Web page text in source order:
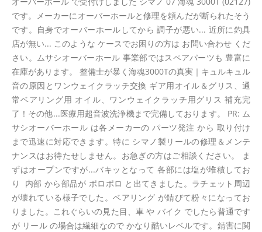
です。メーカーにオーバーホールと修理を頼んだが断られたそう
です。自身でオーバーホールしてから 調子が悪い... 近所に釣具
店が無い... このような ケースでお困りの方は お問い合わせ くだ
さい。ムサシオーバーホール 事業部ではスペアパーツも 豊富に
在庫があります。 整備士が暴く海魂3000Tの真実｜キュルキュル
音の原因とワンウェイクラッチ交換 ギア用オイル＆グリス、通
常ベアリング用 オイル、ワンウェイクラッチ用グリス 補充完
了！その他...医療用超音波洗浄機まで完備しております。 PR: ム
サシオーバーホール は各メーカーの パーツ発注 から 取り付け
まで迅速に対応できます。特に シマノ製リールの修理＆メンテ
ナンスはお待たせしません。お急ぎの方はご相談ください。 ま
ずはオープンですが...バキッとなって 各部には塩が堆積してお
り 内部 から部品が ポロポロ と出てきました。ラチェット周辺
が壊れている様子でした。ベアリング が錆びて粉々になってお
りました。これぐらいの見た目、車 や バイク でしたら普通です
が リール の場合は繊細なので かなり酷いレベルです。錆害に関